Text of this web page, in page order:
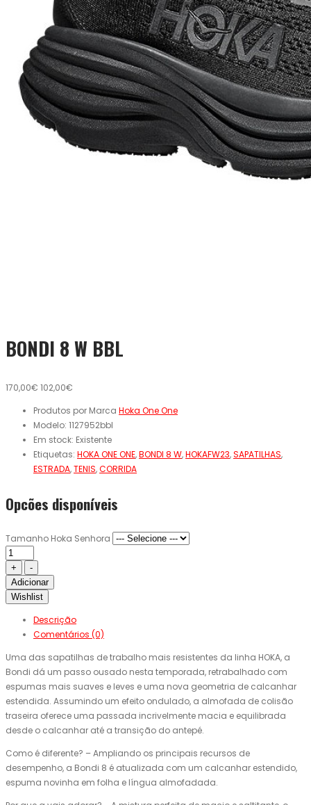
BONDI 8 W BBL
170,00€ 102,00€
Produtos por Marca Hoka One One
Modelo: 1127952bbl
Em stock: Existente
Etiquetas: HOKA ONE ONE,BONDI 8 W,HOKAFW23,SAPATILHAS,
ESTRADA,TENIS,CORRIDA
Opcões disponíveis
Tamanho Hoka Senhora
Adicionar
Wishlist
Descrição
Comentários (0)
Uma das sapatilhas de trabalho mais resistentes da linha HOKA, a
Bondi dá um passo ousado nesta temporada, retrabalhado com
espumas mais suaves e leves e uma nova geometria de calcanhar
estendida. Assumindo um efeito ondulado, a almofada de colisão
traseira oferece uma passada incrivelmente macia e equilibrada
desde o calcanhar até a transição do antepé.
Como é diferente? – Ampliando os principais recursos de
desempenho, a Bondi 8 é atualizada com um calcanhar estendido,
espuma novinha em folha e língua almofadada.